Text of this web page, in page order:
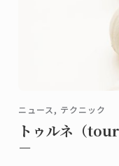
ニュース, テクニック
トゥルネ（
－